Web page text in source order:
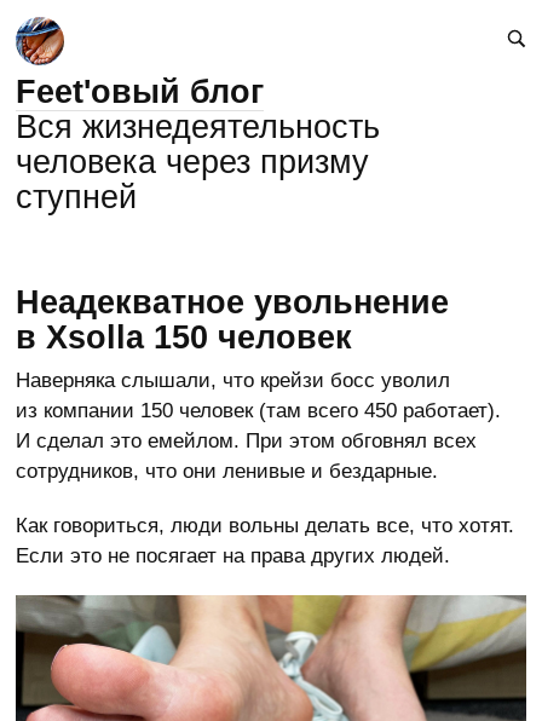
Feet'овый блог
Вся жизнедеятельность
человека через призму
ступней
Неадекватное увольнение
в Xsolla 150 человек
Наверняка слышали, что крейзи босс уволил
из компании 150 человек (там всего 450 работает).
И сделал это емейлом. При этом обговнял всех
сотрудников, что они ленивые и бездарные.
Как говориться, люди вольны делать все, что хотят.
Если это не посягает на права других людей.